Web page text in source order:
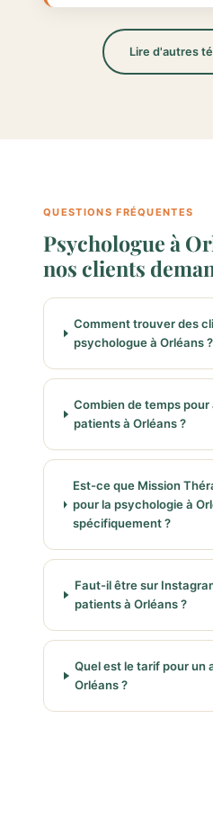
Lire d'autres
QUESTIONS FRÉQUENTES
Psychologue à
nos clients
Comment trouver des
psychologue à Orléans ?
Combien de temps
patients à Orléans ?
Est-ce que Mission
pour la psychologie à
spécifiquement ?
Faut-il être sur
patients à Orléans ?
Quel est le tarif pour un
Orléans ?